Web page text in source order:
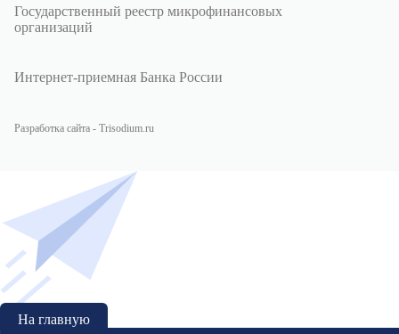
Государственный реестр микрофинансовых
организаций
Интернет-приемная Банка России
Разработка сайта - Trisodium.ru
На главную